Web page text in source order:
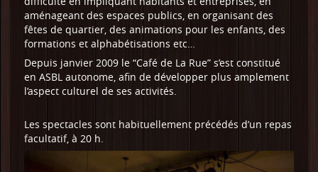
aménageant des espaces publics, en organisant des
fêtes de quartier, des animations pour les enfants, des
formations et alphabétisations etc…
Depuis janvier 2009 le “Café de La Rue” s’est constitué
en ASBL autonome, afin de développer plus amplement
l’aspect culturel de ses activités.
Les spectacles sont habituellement précédés d’un repas
facultatif, à 20 h.